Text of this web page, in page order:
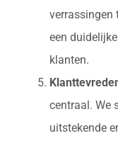
verrassingen
een
klanten.
centraal. We
uitstekende